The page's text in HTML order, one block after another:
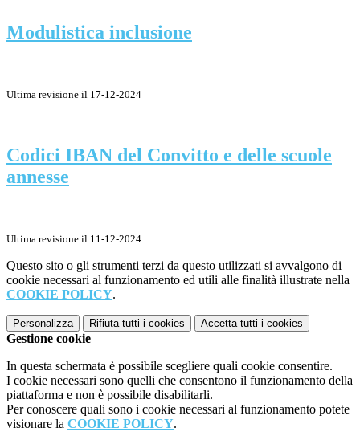
Modulistica inclusione
Ultima revisione il 17-12-2024
Codici IBAN del Convitto e delle scuole
annesse
Ultima revisione il 11-12-2024
Questo sito o gli strumenti terzi da questo utilizzati si avvalgono di
cookie necessari al funzionamento ed utili alle finalità illustrate nella
COOKIE POLICY.
Personalizza Rifiuta tutti i cookies Accetta tutti i cookies
Gestione cookie
In questa schermata è possibile scegliere quali cookie consentire.
I cookie necessari sono quelli che consentono il funzionamento della
piattaforma e non è possibile disabilitarli.
Per conoscere quali sono i cookie necessari al funzionamento potete
visionare la COOKIE POLICY.